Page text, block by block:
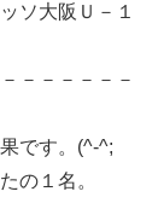
ソ大阪Ｕ－１
－－－－－－
です。(^-^;
の１名。